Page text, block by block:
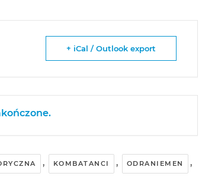
+ iCal / Outlook export
, KOMBATANCI , ODRANIEMEN ,